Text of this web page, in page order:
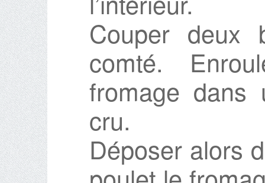
Couper
comté.
fromage dans
cru.
Déposer alors